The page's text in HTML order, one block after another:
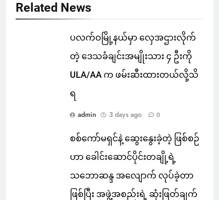
Related News
ပလက်ဝမြို့နယ်မှာ လှေအဌားလိုက်
တဲ့ ဒေသခံချင်းအမျိုးသား ၄ ဦးကို
ULA/AA က ဖမ်းဆီးထားတယ်လို့သိ
ရ
admin 3 days ago 0
စစ်ကော်မရှင်နဲ့ ဆွေးနွေးခဲ့တဲ့ ဖြစ်စဉ်
ဟာ ခေါင်းဆောင်ပိုင်းတချို့ရဲ့
သဘောဆန္ဒ အလျောက် လုပ်ခဲ့တာ
ဖြစ်ပြီး အဖွဲ့အစည်းရဲ့ ဆုံးဖြတ်ချက်